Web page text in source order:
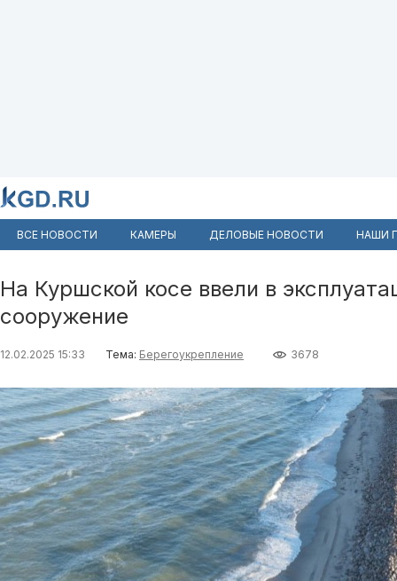
ВСЕ НОВОСТИ КАМЕРЫ ДЕЛОВЫЕ НОВОСТИ НАШИ
На Куршской косе ввели в
сооружение
12.02.2025 15:33 Тема: Берегоукрепление 3678